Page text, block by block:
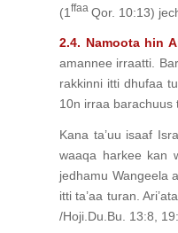
(1 ffaa Qor. 10:13)
2.4. Namoota hin
amannee irraatti.
rakkinni itti dhufaa
10n irraa barachuus
Kana ta’uu isaaf
waaqa harkee kan
jedhamu Wangeela
itti ta’aa turan.
/Hoji.Du.Bu. 13:8,